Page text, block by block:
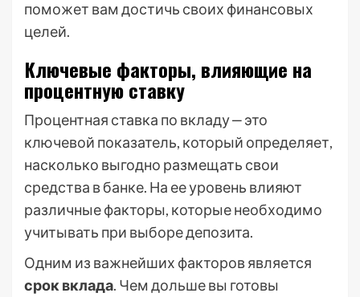
поможет вам достичь своих финансовых
целей.
Ключевые факторы, влияющие на
процентную ставку
Процентная ставка по вкладу ‒ это
ключевой показатель, который определяет,
насколько выгодно размещать свои
средства в банке. На ее уровень влияют
различные факторы, которые необходимо
учитывать при выборе депозита.
Одним из важнейших факторов является
срок вклада. Чем дольше вы готовы